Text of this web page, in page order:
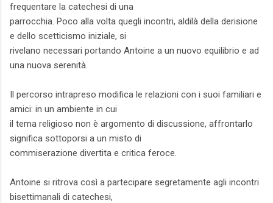
frequentare la catechesi di una
parrocchia. Poco alla volta quegli incontri, aldilà della derisione
e dello scetticismo iniziale, si
rivelano necessari portando Antoine a un nuovo equilibrio e ad
una nuova serenità.
Il percorso intrapreso modifica le relazioni con i suoi familiari e
amici: in un ambiente in cui
il tema religioso non è argomento di discussione, affrontarlo
significa sottoporsi a un misto di
commiserazione divertita e critica feroce.
Antoine si ritrova così a partecipare segretamente agli incontri
bisettimanali di catechesi,